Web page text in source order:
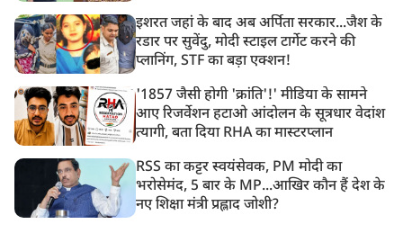
इशरत जहां के बाद अब अर्पिता सरकार...जैश के
रडार पर सुवेंदु, मोदी स्टाइल टार्गेट करने की
प्लानिंग, STF का बड़ा एक्शन!
'1857 जैसी होगी 'क्रांति'!' मीडिया के सामने
आए रिजर्वेशन हटाओ आंदोलन के सूत्रधार वेदांश
त्यागी, बता दिया RHA का मास्टरप्लान
RSS का कट्टर स्वयंसेवक, PM मोदी का
भरोसेमंद, 5 बार के MP...आखिर कौन हैं देश के
नए शिक्षा मंत्री प्रह्लाद जोशी?